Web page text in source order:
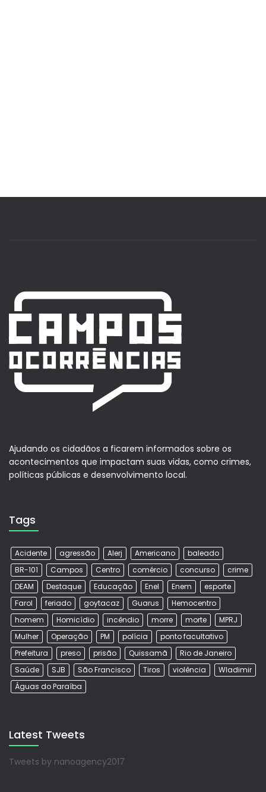
Ajudando os cidadãos a ficarem informados sobre os
acontecimentos que impactam suas vidas, como crimes,
políticas públicas e desenvolvimento local.
Tags
Acidente agressão Alerj Americano
baleado
BR-101
Campos Centro comércio concurso
crime
DEAM
Destaque Educação Enel Enem
esporte
Farol
feriado goytacaz Guarus
Hemocentro
homem
Homicídio incêndio morre morte
MPRJ
Mulher
Operação PM polícia
ponto facultativo
Prefeitura
preso prisão Quissamã
Rio de Janeiro
Saúde
SJB São Francisco Tiros violência
Wladimir
Águas do Paraíba
Latest Tweets
Tweets by nanoagency2017